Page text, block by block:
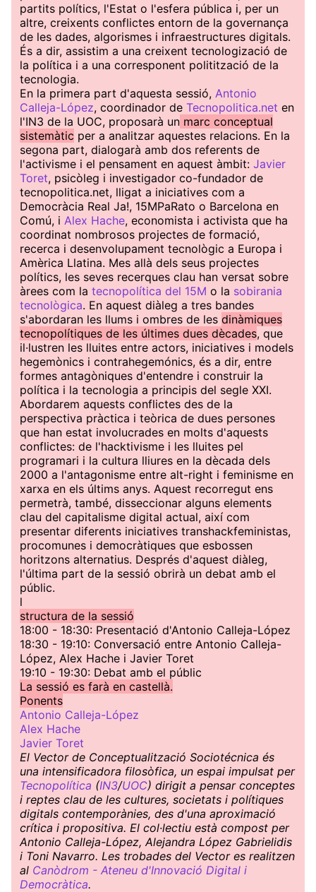
partits polítics, l'Estat o l'esfera pública i, per un
altre, creixents conflictes entorn de la governança
de les dades, algorismes i infraestructures digitals.
És a dir, assistim a una creixent tecnologizació de
la política i a una corresponent politització de la
tecnologia.
En la primera part d'aquesta sessió, Antonio
Calleja-López, coordinador de Tecnopolitica.net en
l'IN3 de la UOC, proposarà un marc conceptual
sistemàtic per a analitzar aquestes relacions. En la
segona part, dialogarà amb dos referents de
l'activisme i el pensament en aquest àmbit: Javier
Toret, psicòleg i investigador co-fundador de
tecnopolitica.net, lligat a iniciatives com a
Democràcia Real Ja!, 15MPaRato o Barcelona en
Comú, i Alex Hache, economista i activista que ha
coordinat nombrosos projectes de formació,
recerca i desenvolupament tecnològic a Europa i
Amèrica Llatina. Mes allà dels seus projectes
polítics, les seves recerques clau han versat sobre
àrees com la tecnopolítica del 15M o la sobirania
tecnològica. En aquest diàleg a tres bandes
s'abordaran les llums i ombres de les dinàmiques
tecnopolítiques de les últimes dues dècades, que
il·lustren les lluites entre actors, iniciatives i models
hegemònics i contrahegemónics, és a dir, entre
formes antagòniques d'entendre i construir la
política i la tecnologia a principis del segle XXI.
Abordarem aquests conflictes des de la
perspectiva pràctica i teòrica de dues persones
que han estat involucrades en molts d'aquests
conflictes: de l'hacktivisme i les lluites pel
programari i la cultura lliures en la dècada dels
2000 a l'antagonisme entre alt-right i feminisme en
xarxa en els últims anys. Aquest recorregut ens
permetrà, també, disseccionar alguns elements
clau del capitalisme digital actual, així com
presentar diferents iniciatives transhackfeministas,
procomunes i democràtiques que esbossen
horitzons alternatius. Després d'aquest diàleg,
l'última part de la sessió obrirà un debat amb el
públic.
l
structura de la sessió
18:00 - 18:30: Presentació d'Antonio Calleja-López
18:30 - 19:10: Conversació entre Antonio Calleja-
López, Alex Hache i Javier Toret
19:10 - 19:30: Debat amb el públic
La sessió es farà en castellà.
Ponents
Antonio Calleja-López
Alex Hache
Javier Toret
El Vector de Conceptualització Sociotécnica és
una intensificadora filosòfica, un espai impulsat per
Tecnopolítica (IN3/UOC) dirigit a pensar conceptes
i reptes clau de les cultures, societats i polítiques
digitals contemporànies, des d'una aproximació
crítica i propositiva. El col·lectiu està compost per
Antonio Calleja-López, Alejandra López Gabrielidis
i Toni Navarro. Les trobades del Vector es realitzen
al Canòdrom - Ateneu d'Innovació Digital i
Democràtica.